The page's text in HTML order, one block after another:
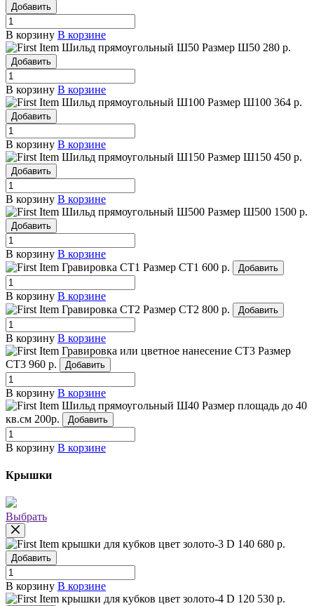
Добавить
В корзину В корзине
Шильд прямоугольный Ш50 Размер Ш50 280 р.
Добавить
В корзину В корзине
Шильд прямоугольный Ш100 Размер Ш100 364 р.
Добавить
В корзину В корзине
Шильд прямоугольный Ш150 Размер Ш150 450 р.
Добавить
В корзину В корзине
Шильд прямоугольный Ш500 Размер Ш500 1500 р.
Добавить
В корзину В корзине
Гравировка СТ1 Размер СТ1 600 р. Добавить
В корзину В корзине
Гравировка СТ2 Размер СТ2 800 р. Добавить
В корзину В корзине
Гравировка или цветное нанесение СТ3 Размер
СТ3 960 р. Добавить
В корзину В корзине
Шильд прямоугольный Ш40 Размер площадь до 40
кв.см 200р. Добавить
В корзину В корзине
Крышки
Выбрать
крышки для кубков цвет золото-3 D 140 680 р.
Добавить
В корзину В корзине
крышки для кубков цвет золото-4 D 120 530 р.